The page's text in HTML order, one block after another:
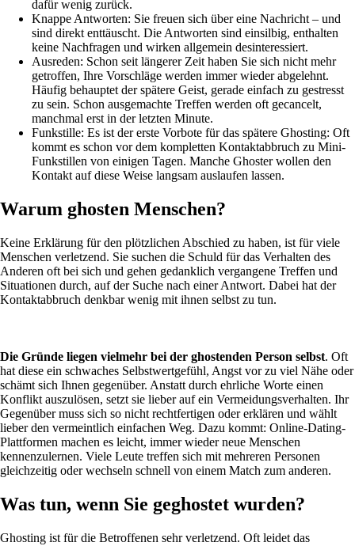
dafür wenig zurück.
Knappe Antworten: Sie freuen sich über eine Nachricht – und
sind direkt enttäuscht. Die Antworten sind einsilbig, enthalten
keine Nachfragen und wirken allgemein desinteressiert.
Ausreden: Schon seit längerer Zeit haben Sie sich nicht mehr
getroffen, Ihre Vorschläge werden immer wieder abgelehnt.
Häufig behauptet der spätere Geist, gerade einfach zu gestresst
zu sein. Schon ausgemachte Treffen werden oft gecancelt,
manchmal erst in der letzten Minute.
Funkstille: Es ist der erste Vorbote für das spätere Ghosting: Oft
kommt es schon vor dem kompletten Kontaktabbruch zu Mini-
Funkstillen von einigen Tagen. Manche Ghoster wollen den
Kontakt auf diese Weise langsam auslaufen lassen.
Warum ghosten Menschen?
Keine Erklärung für den plötzlichen Abschied zu haben, ist für viele
Menschen verletzend. Sie suchen die Schuld für das Verhalten des
Anderen oft bei sich und gehen gedanklich vergangene Treffen und
Situationen durch, auf der Suche nach einer Antwort. Dabei hat der
Kontaktabbruch denkbar wenig mit ihnen selbst zu tun.
Die Gründe liegen vielmehr bei der ghostenden Person selbst. Oft
hat diese ein schwaches Selbstwertgefühl, Angst vor zu viel Nähe oder
schämt sich Ihnen gegenüber. Anstatt durch ehrliche Worte einen
Konflikt auszulösen, setzt sie lieber auf ein Vermeidungsverhalten. Ihr
Gegenüber muss sich so nicht rechtfertigen oder erklären und wählt
lieber den vermeintlich einfachen Weg. Dazu kommt: Online-Dating-
Plattformen machen es leicht, immer wieder neue Menschen
kennenzulernen. Viele Leute treffen sich mit mehreren Personen
gleichzeitig oder wechseln schnell von einem Match zum anderen.
Was tun, wenn Sie geghostet wurden?
Ghosting ist für die Betroffenen sehr verletzend. Oft leidet das